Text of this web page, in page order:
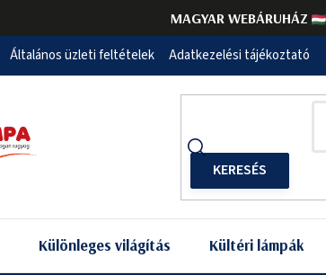
MAGYAR WEBÁRUHÁZ
Általános üzleti feltételek Adatkezelési tájékoztató
Különleges világítás Kültéri lámpák